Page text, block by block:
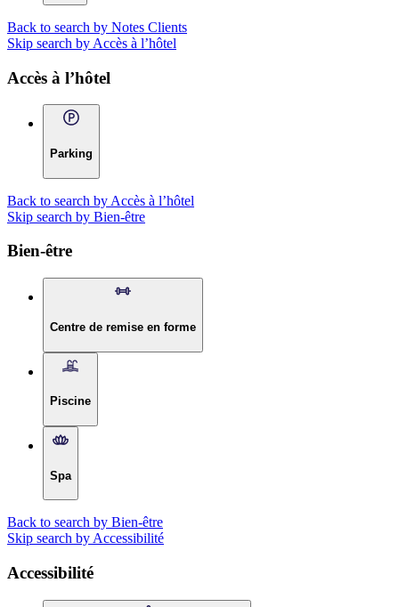
Back to search by Notes Clients
Skip search by Accès à l’hôtel
Accès à l’hôtel
Parking
Back to search by Accès à l’hôtel
Skip search by Bien-être
Bien-être
Centre de remise en forme
Piscine
Spa
Back to search by Bien-être
Skip search by Accessibilité
Accessibilité